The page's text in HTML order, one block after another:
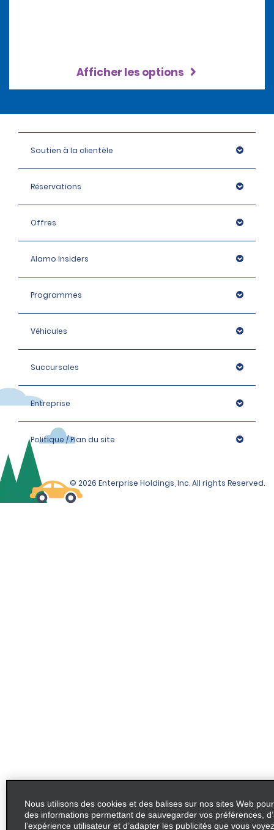
Afficher les options
Soutien à la clientèle
Réservations
Offres
Alamo Insiders
Programmes
Véhicules
Succursales
Entreprise
Politique / Plan du site
© 2026 Enterprise Holdings, Inc. All rights Reserved.
Nous utilisons des cookies et des balises sur nos sites Web
des informations permettant de sauvegarder vos préférences,
l’expérience utilisateur et d’adapter les publicités que vous